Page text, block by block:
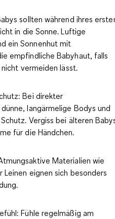
sollten während ihres
in die Sonne. Luftige
ein Sonnenhut mit
empfindliche Babyhaut, falls
vermeiden lässt.
Bei direkter
langärmelige Bodys und
Vergiss bei älteren
für die Händchen.
Materialien wie
Leinen eignen sich besonders
Fühle regelmäßig am